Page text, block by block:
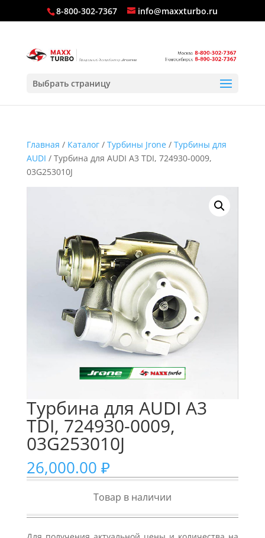
8-800-302-7367 info@maxxturbo.ru
Выбрать страницу
Главная / Каталог/ Турбины Jrone/ Турбины для
AUDI / Турбина для AUDI A3 TDI, 724930-0009,
03G253010J
Турбина для AUDI A3
TDI, 724930-0009,
03G253010J
26,000.00 ₽
Товар в наличии